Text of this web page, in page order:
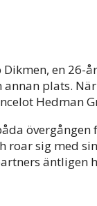
en 26-
annan plats.
Hedman
sig med
äntligen